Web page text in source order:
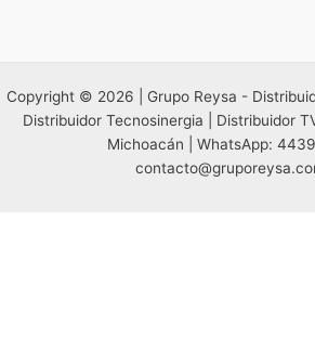
Copyright © 2026 | Grupo Reysa -
Distribuidor Tecnosinergia | Distribuidor
Michoacán | WhatsApp: